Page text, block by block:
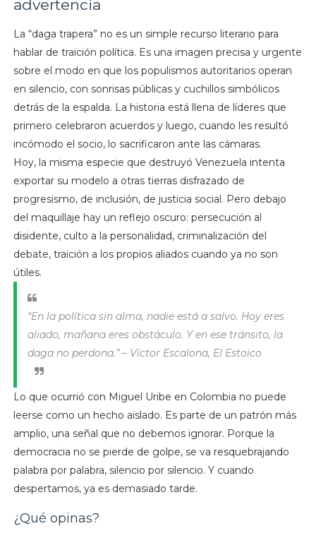
advertencia
La “daga trapera” no es un simple recurso literario para
hablar de traición política. Es una imagen precisa y urgente
sobre el modo en que los populismos autoritarios operan
en silencio, con sonrisas públicas y cuchillos simbólicos
detrás de la espalda. La historia está llena de líderes que
primero celebraron acuerdos y luego, cuando les resultó
incómodo el socio, lo sacrificaron ante las cámaras.
Hoy, la misma especie que destruyó Venezuela intenta
exportar su modelo a otras tierras disfrazado de
progresismo, de inclusión, de justicia social. Pero debajo
del maquillaje hay un reflejo oscuro: persecución al
disidente, culto a la personalidad, criminalización del
debate, traición a los propios aliados cuando ya no son
útiles.
“En la política sin alma, nadie está a salvo. Hoy eres
aliado, mañana eres obstáculo. Y en ese tránsito, la
daga no perdona.” – Víctor Escalona, El Estoico
Lo que ocurrió con Miguel Uribe en Colombia no puede
leerse como un hecho aislado. Es parte de un patrón más
amplio, una señal que no debemos ignorar. Porque la
democracia no se pierde de golpe, se va resquebrajando
palabra por palabra, silencio por silencio. Y cuando
despertamos, ya es demasiado tarde.
¿Qué opinas?